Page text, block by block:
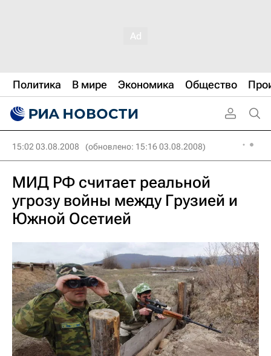
Политика В мире Экономика Общество
15:02 03.08.2008 (обновлено: 15:16 03.08.2008)
МИД РФ считает реальной
угрозу войны между Грузией и
Южной Осетией